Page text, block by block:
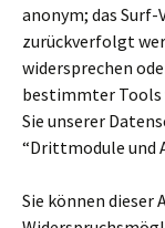
anonym; das
zurückverfolgt
widersprechen
bestimmter Tools
Sie unserer
“Drittmodule und
Sie können dieser